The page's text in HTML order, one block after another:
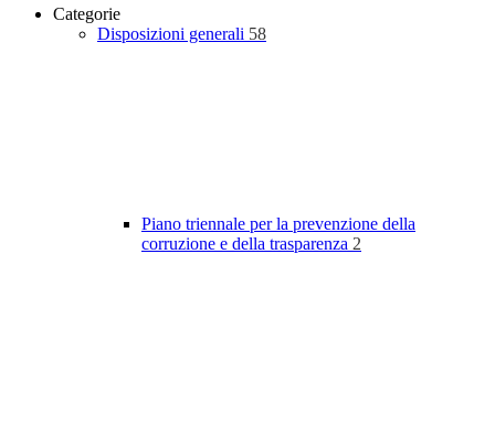
Categorie
Disposizioni generali 58
Piano triennale per la prevenzione della
corruzione e della trasparenza 2